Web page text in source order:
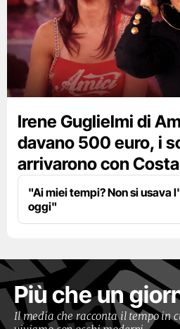
Irene Guglielmi di
davano 500 euro, i
arrivarono con
"Ai miei tempi? Non si usava
oggi"
Più che un
Il media che racconta il tempo in